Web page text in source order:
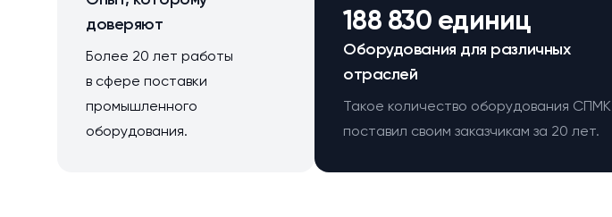
доверяют
Более 20 лет работы
в сфере поставки
промышленного
оборудования.
188 830 единиц
Оборудования для различных
отраслей
Такое количество оборудования СПМК
поставил своим заказчикам за 20 лет.